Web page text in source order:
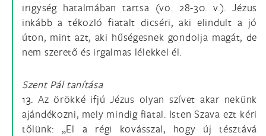
irigység hatalmában tartsa (vö. 28-30. v.). Jézus
inkább a tékozló fiatalt dicséri, aki elindult a jó
úton, mint azt, aki hűségesnek gondolja magát, de
nem szerető és irgalmas lélekkel él.
Szent Pál tanítása
13. Az örökké ifjú Jézus olyan szívet akar nekünk
ajándékozni, mely mindig fiatal. Isten Szava ezt kéri
tőlünk: „El a régi kovásszal, hogy új tésztává